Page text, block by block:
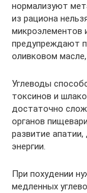
нормализуют
из рациона
микроэлементов
предупреждают
оливковом
Углеводы
токсинов и
достаточно
органов
развитие
энергии.
При похудении
медленных